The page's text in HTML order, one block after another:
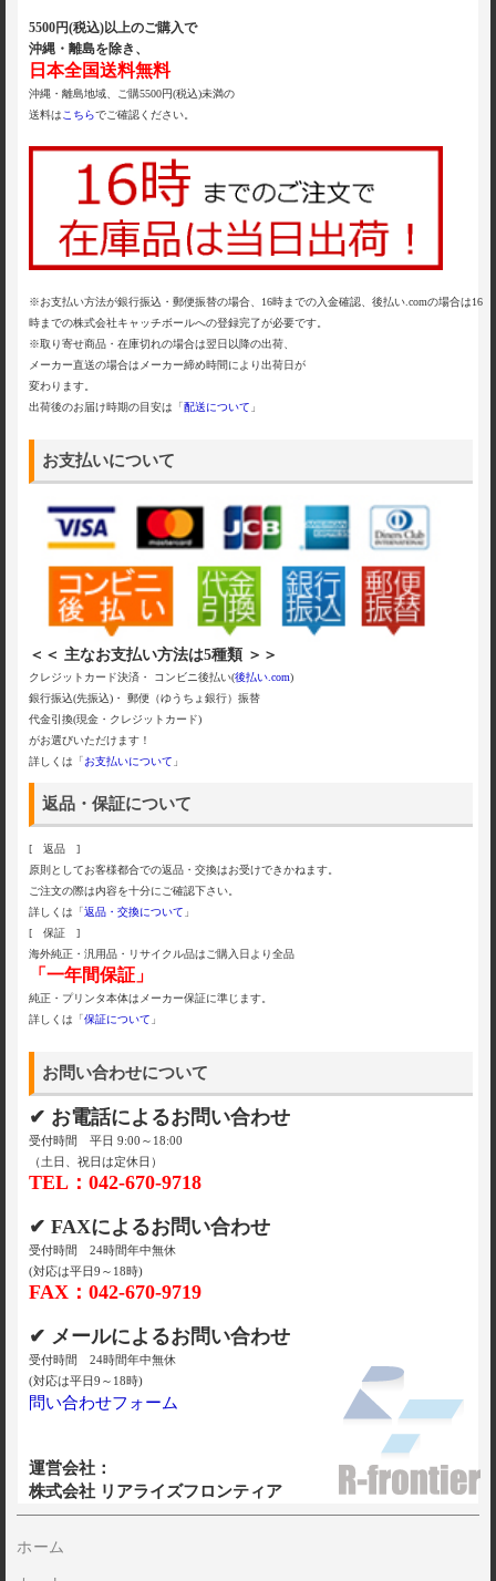
5500円(税込)以上のご購入で
沖縄・離島を除き、
日本全国送料無料
沖縄・離島地域、ご購5500円(税込)未満の
送料は こちらでご確認ください。
※お支払い方法が銀行振込・郵便振替の場合、16時までの入金確認、後払い.comの場合は16
時までの株式会社キャッチボールへの登録完了が必要です。
※取り寄せ商品・在庫切れの場合は翌日以降の出荷、
メーカー直送の場合はメーカー締め時間により出荷日が
変わります。
出荷後のお届け時期の目安は「配送について 」
お支払いについて
＜＜ 主なお支払い方法は5種類 ＞＞
クレジットカード決済・ コンビニ後払い(後払い.com)
銀行振込(先振込)・ 郵便（ゆうちょ銀行）振替
代金引換(現金・クレジットカード)
がお選びいただけます！
詳しくは「お支払いについて 」
返品・保証について
[ 返品 ]
原則としてお客様都合での返品・交換はお受けできかねます。
ご注文の際は内容を十分にご確認下さい。
詳しくは「返品・交換について 」
[ 保証 ]
海外純正・汎用品・リサイクル品はご購入日より全品
「一年間保証」
純正・プリンタ本体はメーカー保証に準じます。
詳しくは「保証について 」
お問い合わせについて
✔ お電話によるお問い合わせ
受付時間 平日 9:00～18:00
（土日、祝日は定休日）
TEL：042-670-9718
✔ FAXによるお問い合わせ
受付時間 24時間年中無休
(対応は平日9～18時)
FAX：042-670-9719
✔ メールによるお問い合わせ
受付時間 24時間年中無休
(対応は平日9～18時)
問い合わせフォーム
運営会社：
株式会社 リアライズフロンティア
ホーム